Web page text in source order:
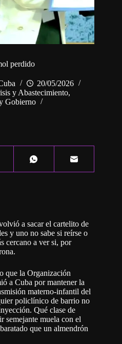
perdido
20/05/2026
y Abastecimiento,
Gobierno
a sacar el cartelito de
y uno no sabe si reírse o
cercano a ver si, por
que la Organización
a Cuba por mantener la
materno-infantil del
policlínico de barrio no
Qué clase de
semejante muela con el
que un almendrón